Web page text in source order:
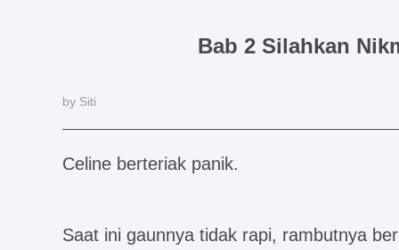
Bab 2 Silahkan
by Siti
Celine berteriak panik.
Saat ini gaunnya tidak rapi, rambutnya